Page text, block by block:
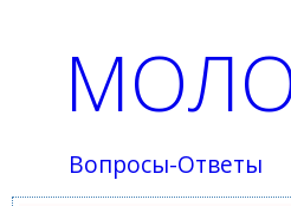
Вопросы-Ответы